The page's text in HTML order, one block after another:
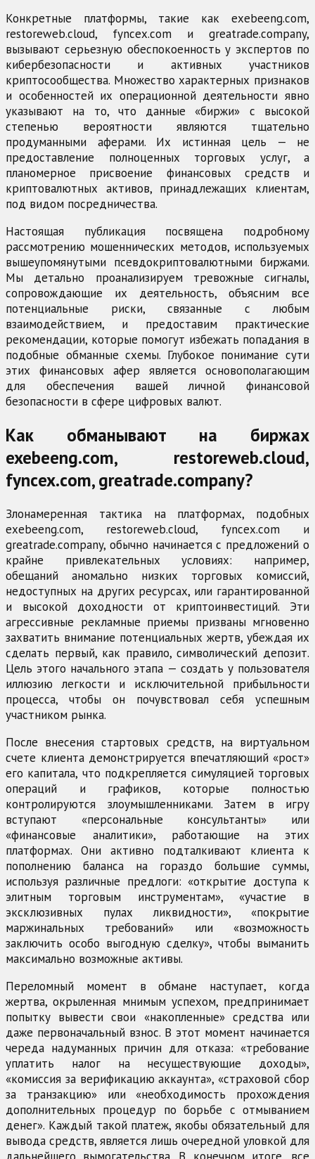
Конкретные платформы, такие как exebeeng.com,
restoreweb.cloud, fyncex.com и greatrade.company,
вызывают серьезную обеспокоенность у экспертов по
кибербезопасности и активных участников
криптосообщества. Множество характерных признаков
и особенностей их операционной деятельности явно
указывают на то, что данные «биржи» с высокой
степенью вероятности являются тщательно
продуманными аферами. Их истинная цель — не
предоставление полноценных торговых услуг, а
планомерное присвоение финансовых средств и
криптовалютных активов, принадлежащих клиентам,
под видом посредничества.
Настоящая публикация посвящена подробному
рассмотрению мошеннических методов, используемых
вышеупомянутыми псевдокриптовалютными биржами.
Мы детально проанализируем тревожные сигналы,
сопровождающие их деятельность, объясним все
потенциальные риски, связанные с любым
взаимодействием, и предоставим практические
рекомендации, которые помогут избежать попадания в
подобные обманные схемы. Глубокое понимание сути
этих финансовых афер является основополагающим
для обеспечения вашей личной финансовой
безопасности в сфере цифровых валют.
Как обманывают на биржах
exebeeng.com, restoreweb.cloud,
fyncex.com, greatrade.company?
Злонамеренная тактика на платформах, подобных
exebeeng.com, restoreweb.cloud, fyncex.com и
greatrade.company, обычно начинается с предложений о
крайне привлекательных условиях: например,
обещаний аномально низких торговых комиссий,
недоступных на других ресурсах, или гарантированной
и высокой доходности от криптоинвестиций. Эти
агрессивные рекламные приемы призваны мгновенно
захватить внимание потенциальных жертв, убеждая их
сделать первый, как правило, символический депозит.
Цель этого начального этапа — создать у пользователя
иллюзию легкости и исключительной прибыльности
процесса, чтобы он почувствовал себя успешным
участником рынка.
После внесения стартовых средств, на виртуальном
счете клиента демонстрируется впечатляющий «рост»
его капитала, что подкрепляется симуляцией торговых
операций и графиков, которые полностью
контролируются злоумышленниками. Затем в игру
вступают «персональные консультанты» или
«финансовые аналитики», работающие на этих
платформах. Они активно подталкивают клиента к
пополнению баланса на гораздо большие суммы,
используя различные предлоги: «открытие доступа к
элитным торговым инструментам», «участие в
эксклюзивных пулах ликвидности», «покрытие
маржинальных требований» или «возможность
заключить особо выгодную сделку», чтобы выманить
максимально возможные активы.
Переломный момент в обмане наступает, когда
жертва, окрыленная мнимым успехом, предпринимает
попытку вывести свои «накопленные» средства или
даже первоначальный взнос. В этот момент начинается
череда надуманных причин для отказа: «требование
уплатить налог на несуществующие доходы»,
«комиссия за верификацию аккаунта», «страховой сбор
за транзакцию» или «необходимость прохождения
дополнительных процедур по борьбе с отмыванием
денег». Каждый такой платеж, якобы обязательный для
вывода средств, является лишь очередной уловкой для